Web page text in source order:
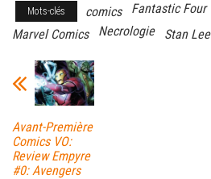
Mots-clés comics Fantastic Four
Marvel Comics
Necrologie Stan Lee
Avant-Première
Comics VO:
Review Empyre
#0: Avengers